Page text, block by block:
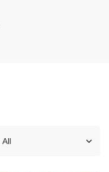
All